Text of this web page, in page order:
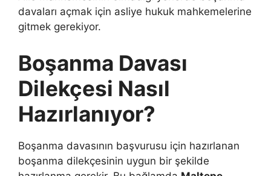
davaları açmak için asliye hukuk mahkemelerine
gitmek gerekiyor.
Boşanma Davası
Dilekçesi Nasıl
Hazırlanıyor?
Boşanma davasının başvurusu için hazırlanan
boşanma dilekçesinin uygun bir şekilde